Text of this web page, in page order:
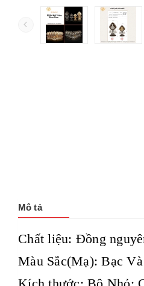
Mô tả
Chất liệu: Đồng
Màu Sắc(Mạ): Bạc